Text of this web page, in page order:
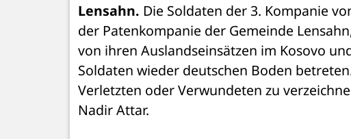
Lensahn. Die Soldaten der 3. Kompanie
der Patenkompanie der Gemeinde
von ihren Auslandseinsätzen im Kosovo
Soldaten wieder deutschen Boden
Verletzten oder Verwundeten zu
Nadir Attar.